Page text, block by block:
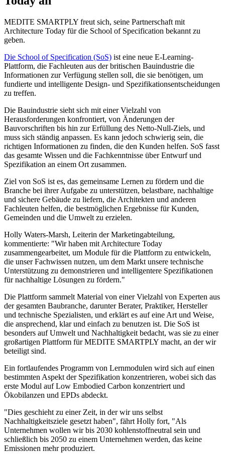
MEDITE SMARTPLY freut sich, seine Partnerschaft mit
Architecture Today für die School of Specification bekannt zu
geben.
Die School of Specification (SoS) ist eine neue E-Learning-
Plattform, die Fachleuten aus der britischen Bauindustrie die
Informationen zur Verfügung stellen soll, die sie benötigen, um
fundierte und intelligente Design- und Spezifikationsentscheidungen
zu treffen.
Die Bauindustrie sieht sich mit einer Vielzahl von
Herausforderungen konfrontiert, von Änderungen der
Bauvorschriften bis hin zur Erfüllung des Netto-Null-Ziels, und
muss sich ständig anpassen. Es kann jedoch schwierig sein, die
richtigen Informationen zu finden, die den Kunden helfen. SoS fasst
das gesamte Wissen und die Fachkenntnisse über Entwurf und
Spezifikation an einem Ort zusammen.
Ziel von SoS ist es, das gemeinsame Lernen zu fördern und die
Branche bei ihrer Aufgabe zu unterstützen, belastbare, nachhaltige
und sichere Gebäude zu liefern, die Architekten und anderen
Fachleuten helfen, die bestmöglichen Ergebnisse für Kunden,
Gemeinden und die Umwelt zu erzielen.
Holly Waters-Marsh, Leiterin der Marketingabteilung,
kommentierte: "Wir haben mit Architecture Today
zusammengearbeitet, um Module für die Plattform zu entwickeln,
die unser Fachwissen nutzen, um dem Markt unsere technische
Unterstützung zu demonstrieren und intelligentere Spezifikationen
für nachhaltige Lösungen zu fördern."
Die Plattform sammelt Material von einer Vielzahl von Experten aus
der gesamten Baubranche, darunter Berater, Praktiker, Hersteller
und technische Spezialisten, und erklärt es auf eine Art und Weise,
die ansprechend, klar und einfach zu benutzen ist. Die SoS ist
besonders auf Umwelt und Nachhaltigkeit bedacht, was sie zu einer
großartigen Plattform für MEDITE SMARTPLY macht, an der wir
beteiligt sind.
Ein fortlaufendes Programm von Lernmodulen wird sich auf einen
bestimmten Aspekt der Spezifikation konzentrieren, wobei sich das
erste Modul auf Low Embodied Carbon konzentriert und
Ökobilanzen und EPDs abdeckt.
"Dies geschieht zu einer Zeit, in der wir uns selbst
Nachhaltigkeitsziele gesetzt haben", fährt Holly fort, "Als
Unternehmen wollen wir bis 2030 kohlenstoffneutral sein und
schließlich bis 2050 zu einem Unternehmen werden, das keine
Emissionen mehr produziert.